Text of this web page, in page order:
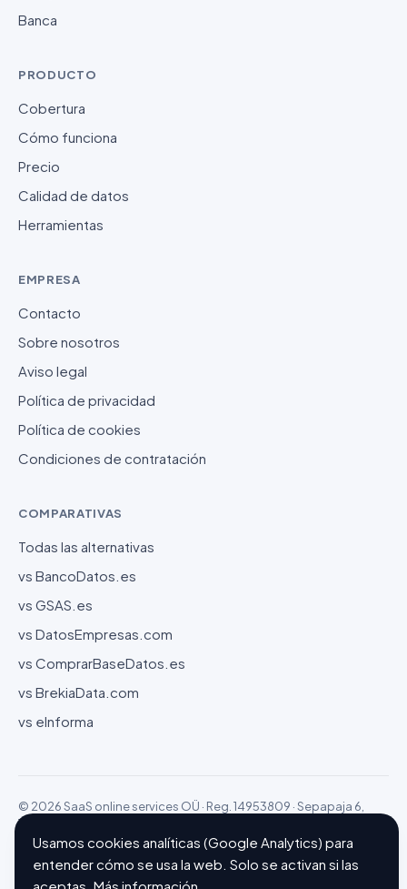
Banca
PRODUCTO
Cobertura
Cómo funciona
Precio
Calidad de datos
Herramientas
EMPRESA
Contacto
Sobre nosotros
Aviso legal
Política de privacidad
Política de cookies
Condiciones de contratación
COMPARATIVAS
Todas las alternativas
vs BancoDatos.es
vs GSAS.es
vs DatosEmpresas.com
vs ComprarBaseDatos.es
vs BrekiaData.com
vs eInforma
© 2026 SaaS online services OÜ · Reg. 14953809 · Sepapaja 6,
15551 Tallinn (Estonia)
Configurar cookiesHecho con ❤ en Barcelona
Usamos cookies analíticas (Google Analytics) para
entender cómo se usa la web. Solo se activan si las